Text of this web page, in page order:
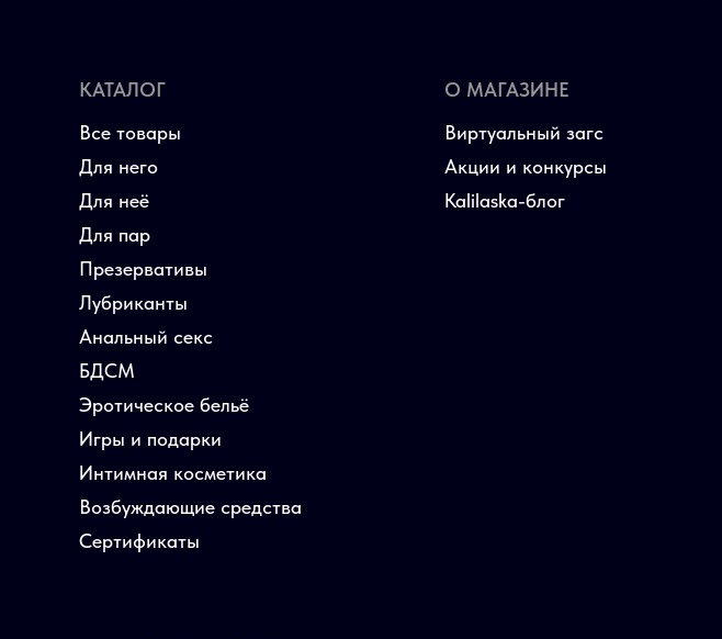
Виртуальный загс
Акции и конкурсы
Kalilaska-блог
О МАГАЗИНЕ
КАТАЛОГ
Для него
Для неё
Для пар
БДСМ
Эротическое бельё
Игры и подарки
Интимная косметика
Возбуждающие средства
Все товары
Презервативы
Лубриканты
Анальный секс
Сертификаты